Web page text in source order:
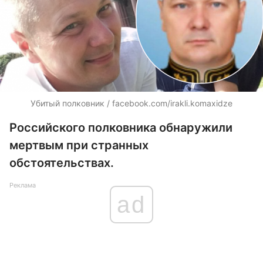
Убитый полковник / facebook.com/irakli.komaxidze
Российского полковника обнаружили
мертвым при странных
обстоятельствах.
Реклама
ad